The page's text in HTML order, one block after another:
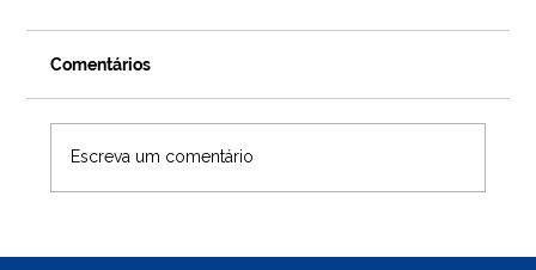
Comentários
Escreva um comentário